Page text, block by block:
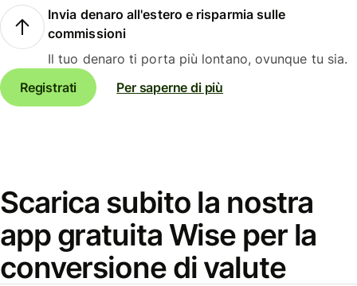
Invia denaro all'estero e risparmia sulle
commissioni
Il tuo denaro ti porta più lontano, ovunque tu sia.
Registrati
Per saperne di più
Scarica subito la nostra
app gratuita Wise per la
conversione di valute